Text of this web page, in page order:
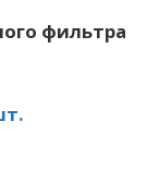
фильтра